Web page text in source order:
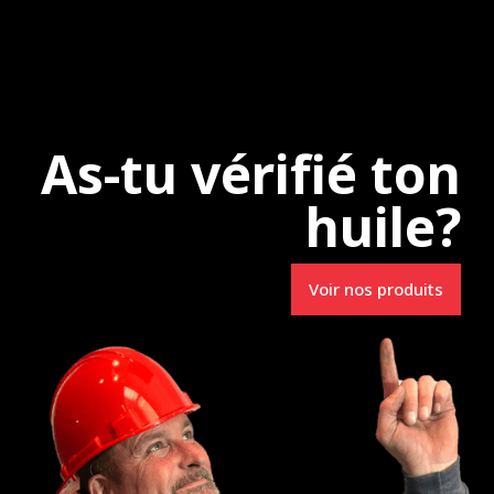
3231, route 157
du-Mont-Carmel (Qc) G0X 3J0
info@lubrifiantsrm.com
Tél. : 819 693-0006
As-tu vérifié ton
huile?
Voir nos produits